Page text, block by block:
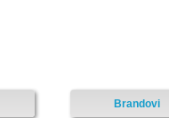
Brandovi